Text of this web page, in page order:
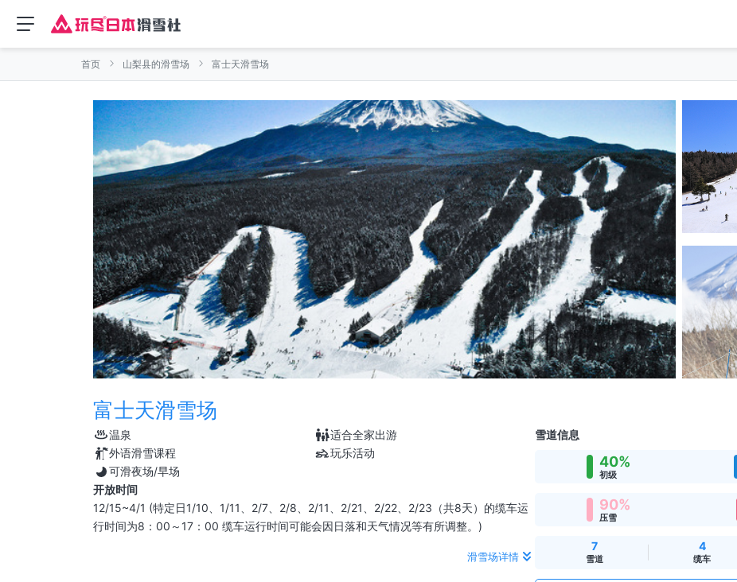
首页 山梨县的滑雪场 富士天滑雪场
富士天滑雪场
温泉
适合全家出游
外语滑雪课程
玩乐活动
可滑夜场/早场
开放时间
12/15~4/1 (特定日1/10、1/11、2/7、2/8、2/11、2/21、2/22、2/23（共8天）的缆车运
行时间为8：00～17：00 缆车运行时间可能会因日落和天气情况等有所调整。)
滑雪场详情
雪道信息
40%
初级
90%
压雪
7
雪道
4
缆车